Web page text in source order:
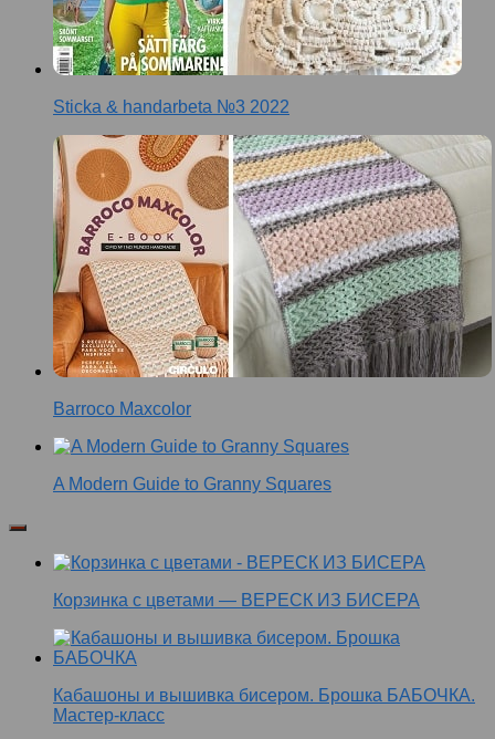
Sticka & handarbeta №3 2022
Barroco Maxcolor
A Modern Guide to Granny Squares
Корзинка с цветами — ВЕРЕСК ИЗ БИСЕРА
Кабашоны и вышивка бисером. Брошка БАБОЧКА.
Мастер-класс